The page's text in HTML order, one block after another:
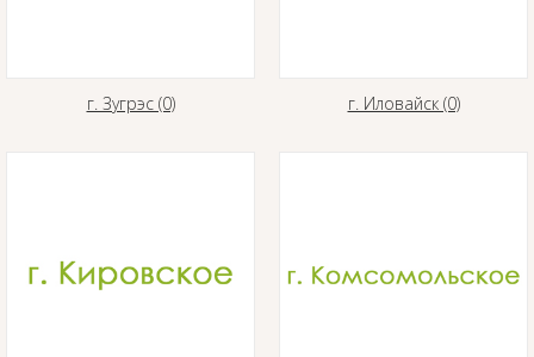
г. Зугрэс (0) г. Иловайск (0)